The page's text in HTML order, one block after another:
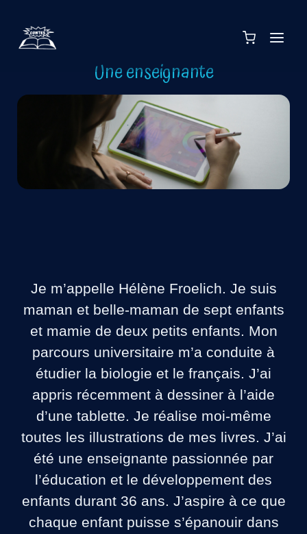
contenu
Une enseignante
Je m’appelle Hélène Froelich. Je suis
maman et belle-maman de sept enfants
et mamie de deux petits enfants. Mon
parcours universitaire m’a conduite à
étudier la biologie et le français. J’ai
appris récemment à dessiner à l’aide
d’une tablette. Je réalise moi-même
toutes les illustrations de mes livres. J’ai
été une enseignante passionnée par
l’éducation et le développement des
enfants durant 36 ans. J’aspire à ce que
chaque enfant puisse s’épanouir dans